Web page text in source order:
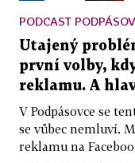
PODCAST
Utajený
první volby,
reklamu. A
V Podpásovce se
se vůbec nemluví.
reklamu na